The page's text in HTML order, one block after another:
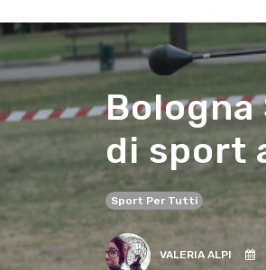
Bologna
di sport
Sport Per Tutti
VALERIA ALPI